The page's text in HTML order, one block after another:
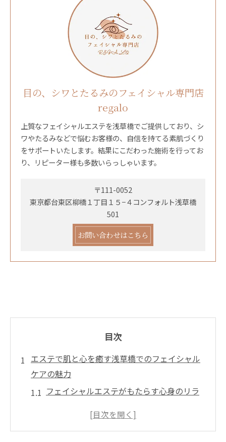
目の、シワとたるみのフェイシャル専門店
regalo
上質なフェイシャルエステを浅草橋でご提供しており、シ
ワやたるみなどで悩むお客様の、自信を持てる素肌づくり
をサポートいたします。結果にこだわった施術を行ってお
り、リピーター様も多数いらっしゃいます。
〒111-0052
東京都台東区柳橋１丁目１５−４コンフォルト浅草橋
501
お問い合わせはこちら
目次
エステで肌と心を癒す浅草橋でのフェイシャル
ケアの魅力
フェイシャルエステがもたらす心身のリラ
浅草橋のエステでの施術がもたらす肌の変